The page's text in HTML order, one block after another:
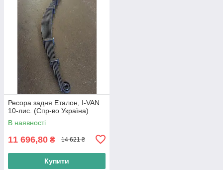
Ресора задня Еталон, I-VAN
10-лис. (Спр-во Україна)
В наявності
11 696,80 ₴ 14 621 ₴
Купити